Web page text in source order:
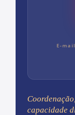
E-
capacidade